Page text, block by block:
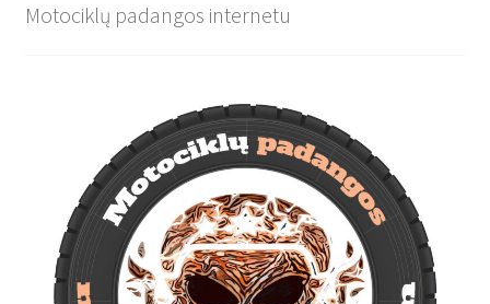
Motociklų padangos internetu